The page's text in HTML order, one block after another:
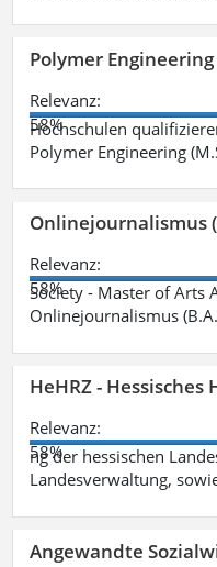
Polymer Engineering
Relevanz:
58%
Hochschulen
Polymer Engineering
Onlinejournalismus
Relevanz:
58%
Society - Master of Arts
Onlinejournalismus
HeHRZ -
Relevanz:
58%
ng der hessischen
Landesverwaltung,
Angewandte